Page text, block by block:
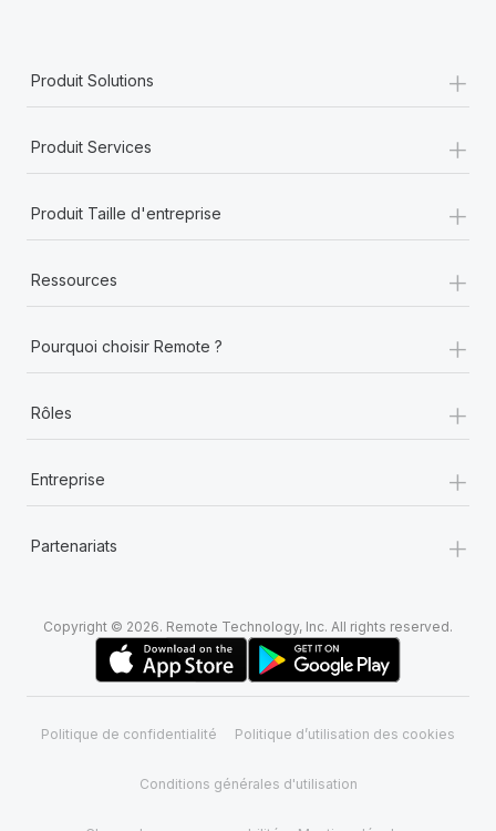
Produit Solutions +
Produit Services +
Produit Taille d'entreprise +
Ressources +
Pourquoi choisir Remote ? +
Rôles +
Entreprise +
Partenariats +
Copyright © 2026. Remote Technology, Inc. All rights reserved.
Politique de confidentialité Politique d’utilisation des cookies
Conditions générales d'utilisation